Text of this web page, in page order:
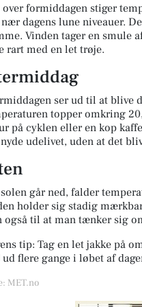
over formiddagen stiger
dagens lune niveauer.
Vinden tager en smule
rart med en let trøje.
ser ud til at blive
topper omkring
på cyklen eller en kop
udelivet, uden at det
går ned, falder
holder sig stadig
også til at man tænker sig
tip: Tag en let jakke på
ud flere gange i løbet af
MET.no